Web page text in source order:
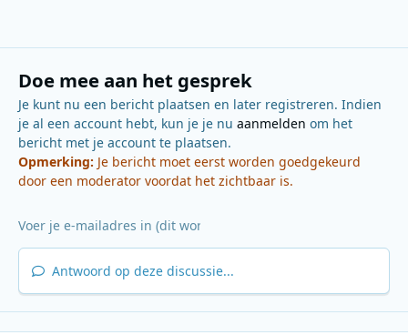
Doe mee aan het gesprek
Je kunt nu een bericht plaatsen en later registreren. Indien
je al een account hebt, kun je je nu aanmelden om het
bericht met je account te plaatsen.
Opmerking: Je bericht moet eerst worden goedgekeurd
door een moderator voordat het zichtbaar is.
Antwoord op deze discussie...